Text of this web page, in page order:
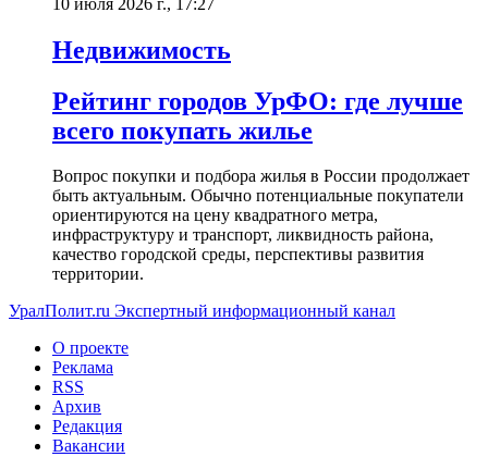
Недвижимость
Рейтинг городов УрФО: где лучше
всего покупать жилье
Вопрос покупки и подбора жилья в России продолжает
быть актуальным. Обычно потенциальные покупатели
ориентируются на цену квадратного метра,
инфраструктуру и транспорт, ликвидность района,
качество городской среды, перспективы развития
территории.
УралПолит.ru Экспертный информационный канал
О проекте
Реклама
RSS
Архив
Редакция
Вакансии